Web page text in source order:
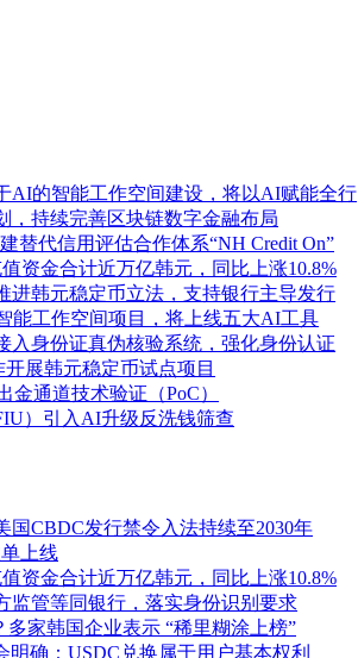
AI的智能工作空间建设，将以AI赋能全行
，持续完善区块链数字金融布局
替代信用评估合作体系“NH Credit On”
资金合计近万亿韩元，同比上涨10.8%
进韩元稳定币立法，支持银行主导发行
能工作空间项目，将上线五大AI工具
入身份证真伪核验系统，强化身份认证
开展韩元稳定币试点项目
金通道技术验证（PoC）
）引入AI升级反洗钱筛查
国CBDC发行禁令入法持续至2030年
上线
资金合计近万亿韩元，同比上涨10.8%
监管等同银行，落实身份识别要求
家韩国企业表示 “稀里糊涂上榜”
明确：USDC兑换属于用户基本权利